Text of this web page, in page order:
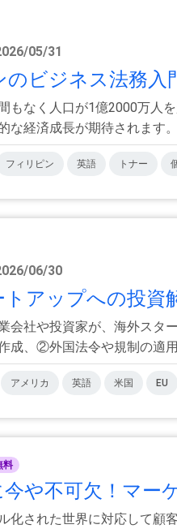
05/31
のビジネス法務
もなく人口が1億2000万人
な経済成長が期待されます
フィリピン 英語 トナー
06/30
アップへの投資
会社や投資家が、海外スタ
成、②外国法令や規制の適
アメリカ 英語 米国 EU
料
や不可欠！マー
化された世界に対応して顧